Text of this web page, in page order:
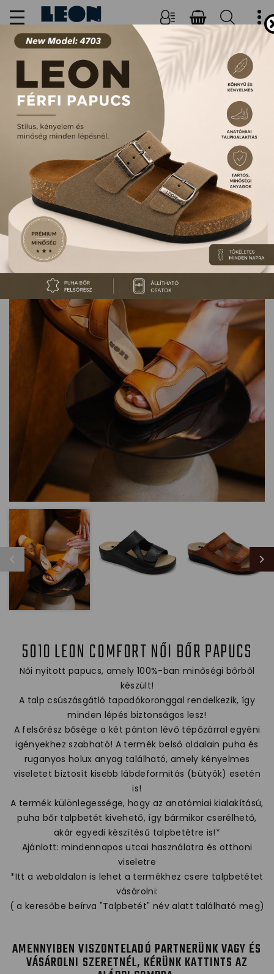
NŐI, FÉRFI PAPUCSOK ÉS
SZANDÁLOK
5010 LEON COMFORT NŐI BŐR PAPUCS
Női nyitott papucs, amely 100%-ban minőségi bőrből
készült!
A talp csúszásgátló tapadókoronggal rendelkezik, így
minden lépés biztonságos lesz!
A felsőrész bősége a két pánton lévő tépőzárral egyéni
igényekhez szabható! A termék belső oldalain puha és
ruganyos holux anyag található, amely kényelmes
viseletet biztosít kisebb lábdeformitás (bütyök) esetén
is!
A termék különlegessége, hogy az anatómiai kialakítású,
puha bőr talpbetét kivehető, így bármikor cserélhető,
akár egyedi készítésű talpbetétre is!*
Ajánlott: mindennapos utcai használatra és otthoni
viseletre
*Itt a weboldalon is lehet a termékhez csere talpbetétet
vásárolni:
( a keresőbe beírva "Talpbetét" név alatt található meg)
AMENNYIBEN VISZONTELADÓ PARTNERÜNK VAGY ÉS
VÁSÁROLNI SZERETNÉL, KÉRÜNK KATTINTS AZ